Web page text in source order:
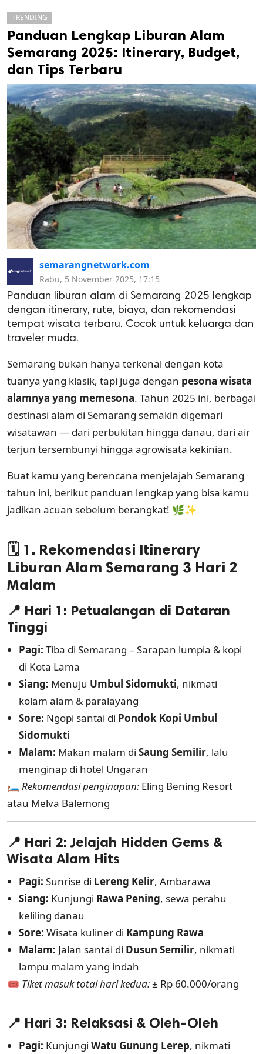
cipta.
TRENDING
Panduan Lengkap Liburan Alam
Semarang 2025: Itinerary, Budget,
dan Tips Terbaru
semarangnetwork.com
Rabu, 5 November 2025, 17:15
Panduan liburan alam di Semarang 2025 lengkap
dengan itinerary, rute, biaya, dan rekomendasi
tempat wisata terbaru. Cocok untuk keluarga dan
traveler muda.
Semarang bukan hanya terkenal dengan kota
tuanya yang klasik, tapi juga dengan pesona wisata
alamnya yang memesona. Tahun 2025 ini, berbagai
destinasi alam di Semarang semakin digemari
wisatawan — dari perbukitan hingga danau, dari air
terjun tersembunyi hingga agrowisata kekinian.
Buat kamu yang berencana menjelajah Semarang
tahun ini, berikut panduan lengkap yang bisa kamu
jadikan acuan sebelum berangkat! 🌿✨
🗓️ 1. Rekomendasi Itinerary
Liburan Alam Semarang 3 Hari 2
Malam
📍 Hari 1: Petualangan di Dataran
Tinggi
Pagi: Tiba di Semarang – Sarapan lumpia & kopi
di Kota Lama
Siang: Menuju Umbul Sidomukti, nikmati
kolam alam & paralayang
Sore: Ngopi santai di Pondok Kopi Umbul
Sidomukti
Malam: Makan malam di Saung Semilir, lalu
menginap di hotel Ungaran
🛏️ Rekomendasi penginapan: Eling Bening Resort
atau Melva Balemong
📍 Hari 2: Jelajah Hidden Gems &
Wisata Alam Hits
Pagi: Sunrise di Lereng Kelir, Ambarawa
Siang: Kunjungi Rawa Pening, sewa perahu
keliling danau
Sore: Wisata kuliner di Kampung Rawa
Malam: Jalan santai di Dusun Semilir, nikmati
lampu malam yang indah
🎟️ Tiket masuk total hari kedua:± Rp 60.000/orang
📍 Hari 3: Relaksasi & Oleh-Oleh
Pagi: Kunjungi Watu Gunung Lerep, nikmati